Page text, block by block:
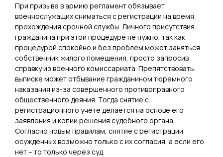
При призыве в армию регламент обязывает
военнослужащих сниматься с регистрации на время
прохождения срочной службы. Личного присутствия
гражданина при этой процедуре не нужно, так как
процедурой спокойно и без проблем может заняться
собственник жилого помещения, просто запросив
справку из военного комиссариата. Препятствовать
выписке может отбывание гражданином тюремного
наказания из-за совершенного противоправного
общественного деяния. Тогда снятие с
регистрационного учете делается на основе его
заявления и копии решения судебного органа.
Согласно новым правилам, снятие с регистрации
осужденных возможно только с их согласия, а если его
нет – то только через суд.